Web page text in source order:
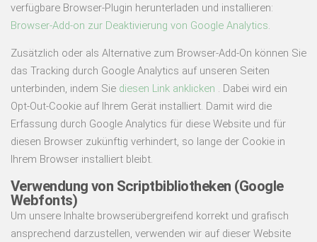
verfügbare Browser-Plugin herunterladen und installieren:
Browser-Add-on zur Deaktivierung von Google Analytics.
Zusätzlich oder als Alternative zum Browser-Add-On können Sie
das Tracking durch Google Analytics auf unseren Seiten
unterbinden, indem Sie diesen Link anklicken . Dabei wird ein
Opt-Out-Cookie auf Ihrem Gerät installiert. Damit wird die
Erfassung durch Google Analytics für diese Website und für
diesen Browser zukünftig verhindert, so lange der Cookie in
Ihrem Browser installiert bleibt.
Verwendung von Scriptbibliotheken (Google
Webfonts)
Um unsere Inhalte browserübergreifend korrekt und grafisch
ansprechend darzustellen, verwenden wir auf dieser Website